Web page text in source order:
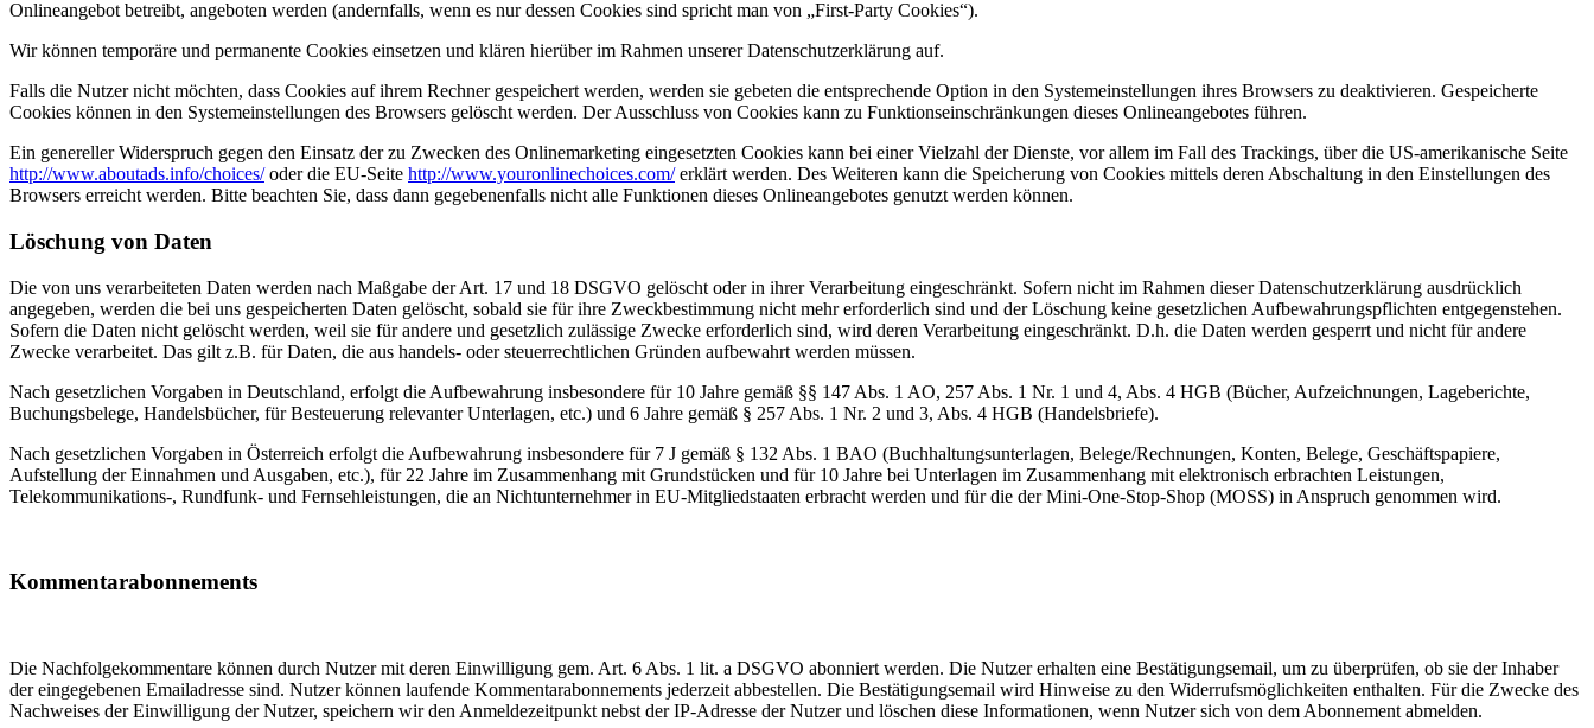
Onlineangebot betreibt, angeboten werden (andernfalls, wenn es nur dessen Cookies sind spricht man von „First-Party Cookies“).
Wir können temporäre und permanente Cookies einsetzen und klären hierüber im Rahmen unserer Datenschutzerklärung auf.
Falls die Nutzer nicht möchten, dass Cookies auf ihrem Rechner gespeichert werden, werden sie gebeten die entsprechende Option in den Systemeinstellungen ihres Browsers zu deaktivieren. Gespeicherte
Cookies können in den Systemeinstellungen des Browsers gelöscht werden. Der Ausschluss von Cookies kann zu Funktionseinschränkungen dieses Onlineangebotes führen.
Ein genereller Widerspruch gegen den Einsatz der zu Zwecken des Onlinemarketing eingesetzten Cookies kann bei einer Vielzahl der Dienste, vor allem im Fall des Trackings, über die US-amerikanische Seite
http://www.aboutads.info/choices/oder die EU-Seite http://www.youronlinechoices.com/erklärt werden. Des Weiteren kann die Speicherung von Cookies mittels deren Abschaltung in den Einstellungen des
Browsers erreicht werden. Bitte beachten Sie, dass dann gegebenenfalls nicht alle Funktionen dieses Onlineangebotes genutzt werden können.
Löschung von Daten
Die von uns verarbeiteten Daten werden nach Maßgabe der Art. 17 und 18 DSGVO gelöscht oder in ihrer Verarbeitung eingeschränkt. Sofern nicht im Rahmen dieser Datenschutzerklärung ausdrücklich
angegeben, werden die bei uns gespeicherten Daten gelöscht, sobald sie für ihre Zweckbestimmung nicht mehr erforderlich sind und der Löschung keine gesetzlichen Aufbewahrungspflichten entgegenstehen.
Sofern die Daten nicht gelöscht werden, weil sie für andere und gesetzlich zulässige Zwecke erforderlich sind, wird deren Verarbeitung eingeschränkt. D.h. die Daten werden gesperrt und nicht für andere
Zwecke verarbeitet. Das gilt z.B. für Daten, die aus handels- oder steuerrechtlichen Gründen aufbewahrt werden müssen.
Nach gesetzlichen Vorgaben in Deutschland, erfolgt die Aufbewahrung insbesondere für 10 Jahre gemäß §§ 147 Abs. 1 AO, 257 Abs. 1 Nr. 1 und 4, Abs. 4 HGB (Bücher, Aufzeichnungen, Lageberichte,
Buchungsbelege, Handelsbücher, für Besteuerung relevanter Unterlagen, etc.) und 6 Jahre gemäß § 257 Abs. 1 Nr. 2 und 3, Abs. 4 HGB (Handelsbriefe).
Nach gesetzlichen Vorgaben in Österreich erfolgt die Aufbewahrung insbesondere für 7 J gemäß § 132 Abs. 1 BAO (Buchhaltungsunterlagen, Belege/Rechnungen, Konten, Belege, Geschäftspapiere,
Aufstellung der Einnahmen und Ausgaben, etc.), für 22 Jahre im Zusammenhang mit Grundstücken und für 10 Jahre bei Unterlagen im Zusammenhang mit elektronisch erbrachten Leistungen,
Telekommunikations-, Rundfunk- und Fernsehleistungen, die an Nichtunternehmer in EU-Mitgliedstaaten erbracht werden und für die der Mini-One-Stop-Shop (MOSS) in Anspruch genommen wird.
Kommentarabonnements
Die Nachfolgekommentare können durch Nutzer mit deren Einwilligung gem. Art. 6 Abs. 1 lit. a DSGVO abonniert werden. Die Nutzer erhalten eine Bestätigungsemail, um zu überprüfen, ob sie der Inhaber
der eingegebenen Emailadresse sind. Nutzer können laufende Kommentarabonnements jederzeit abbestellen. Die Bestätigungsemail wird Hinweise zu den Widerrufsmöglichkeiten enthalten. Für die Zwecke des
Nachweises der Einwilligung der Nutzer, speichern wir den Anmeldezeitpunkt nebst der IP-Adresse der Nutzer und löschen diese Informationen, wenn Nutzer sich von dem Abonnement abmelden.